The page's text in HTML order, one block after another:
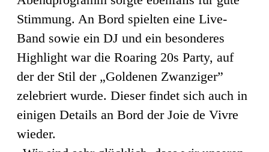
Stimmung. An Bord spielten eine Live-
Band sowie ein DJ und ein besonderes
Highlight war die Roaring 20s Party, auf
der der Stil der „Goldenen Zwanziger”
zelebriert wurde. Dieser findet sich auch in
einigen Details an Bord der Joie de Vivre
wieder.